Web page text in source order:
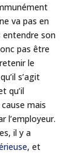
va pas en
entendre son
pas être
le
s’agit
qu’il
mais
l’employeur.
il y a
, et